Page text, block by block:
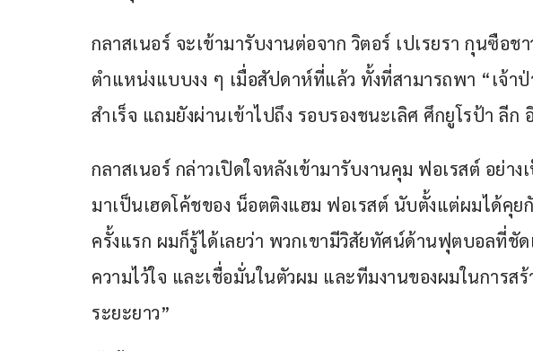
กลาสเนอร์ จะเข้ามารับงานต่อจาก วิตอร์ เปเรยรา กุนซือ
ตำแหน่งแบบงง ๆ เมื่อสัปดาห์ที่แล้ว ทั้งที่สามารถพา “เจ้า
สำเร็จ แถมยังผ่านเข้าไปถึง รอบรองชนะเลิศ ศึกยูโรป้า ลีก
กลาสเนอร์ กล่าวเปิดใจหลังเข้ามารับงานคุม ฟอเรสต์ อย่า
มาเป็นเฮดโค้ชของ น็อตติงแฮม ฟอเรสต์ นับตั้งแต่ผมได้คุ
ครั้งแรก ผมก็รู้ได้เลยว่า พวกเขามีวิสัยทัศน์ด้านฟุตบอลที่ชั
ความไว้ใจ และเชื่อมั่นในตัวผม และทีมงานของผมในการส
ระยะยาว”